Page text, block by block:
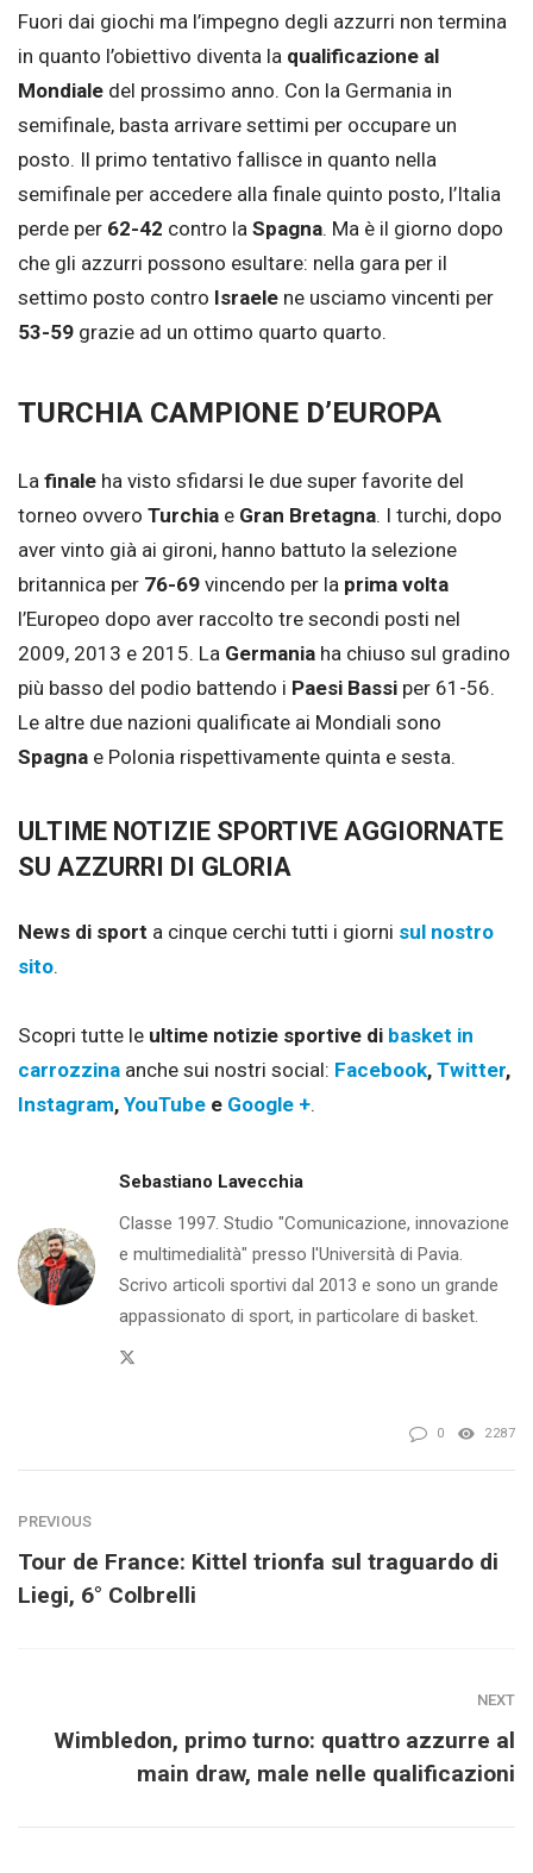
Fuori dai giochi ma l’impegno degli azzurri non termina
in quanto l’obiettivo diventa la qualificazione al
Mondiale del prossimo anno. Con la Germania in
semifinale, basta arrivare settimi per occupare un
posto. Il primo tentativo fallisce in quanto nella
semifinale per accedere alla finale quinto posto, l’Italia
perde per 62-42 contro la Spagna. Ma è il giorno dopo
che gli azzurri possono esultare: nella gara per il
settimo posto contro Israele ne usciamo vincenti per
53-59 grazie ad un ottimo quarto quarto.
TURCHIA CAMPIONE D’EUROPA
La finale ha visto sfidarsi le due super favorite del
torneo ovvero Turchia e Gran Bretagna. I turchi, dopo
aver vinto già ai gironi, hanno battuto la selezione
britannica per 76-69 vincendo per la prima volta
l’Europeo dopo aver raccolto tre secondi posti nel
2009, 2013 e 2015. La Germania ha chiuso sul gradino
più basso del podio battendo i Paesi Bassi per 61-56.
Le altre due nazioni qualificate ai Mondiali sono
Spagna e Polonia rispettivamente quinta e sesta.
ULTIME NOTIZIE SPORTIVE AGGIORNATE
SU AZZURRI DI GLORIA
News di sport a cinque cerchi tutti i giorni sul nostro
sito.
Scopri tutte le ultime notizie sportive di basket in
carrozzina anche sui nostri social: Facebook, Twitter,
Instagram, YouTube e Google +.
Sebastiano Lavecchia
Classe 1997. Studio "Comunicazione, innovazione
e multimedialità" presso l'Università di Pavia.
Scrivo articoli sportivi dal 2013 e sono un grande
appassionato di sport, in particolare di basket.
0 2287
PREVIOUS
Tour de France: Kittel trionfa sul traguardo di
Liegi, 6° Colbrelli
NEXT
Wimbledon, primo turno: quattro azzurre al
main draw, male nelle qualificazioni